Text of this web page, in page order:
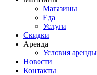
Магазины
Еда
Услуги
Скидки
Аренда
Условия аренды
Новости
Контакты